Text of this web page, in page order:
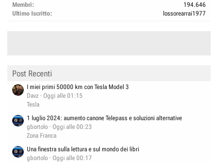
Membri
194.646
Ultimo Iscritto
lossorearrai1977
Post Recenti
I miei primi 50000 km con Tesla Model 3
Davz
Oggi alle 01:15
Tesla
1 luglio 2024: aumento canone Telepass e soluzioni alternative
gbortolo
Oggi alle 00:23
Zona Franca
Una finestra sulla lettura e sul mondo dei libri
gbortolo
Oggi alle 00:17